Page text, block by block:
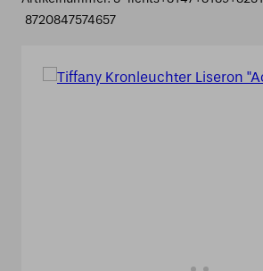
8720847574657